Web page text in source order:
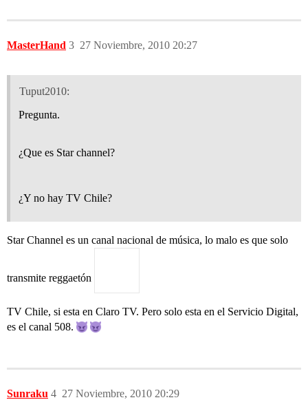
MasterHand 27 Noviembre, 2010 20:27
3
Tuput2010:
Pregunta.
¿Que es Star channel?
¿Y no hay TV Chile?
Star Channel es un canal nacional de música, lo malo es que solo
transmite reggaetón
TV Chile, si esta en Claro TV. Pero solo esta en el Servicio Digital,
es el canal 508.
Sunraku 27 Noviembre, 2010 20:29
4